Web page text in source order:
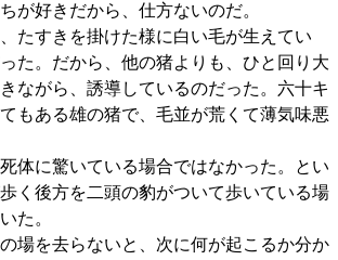
が好きだから、仕方ないのだ。
たすきを掛けた様に白い毛が生えてい
た。だから、他の猪よりも、ひと回り大
ながら、誘導しているのだった。六十キ
もある雄の猪で、毛並が荒くて薄気味悪
体に驚いている場合ではなかった。とい
く後方を二頭の豹がついて歩いている場
た。
場を去らないと、次に何が起こるか分か